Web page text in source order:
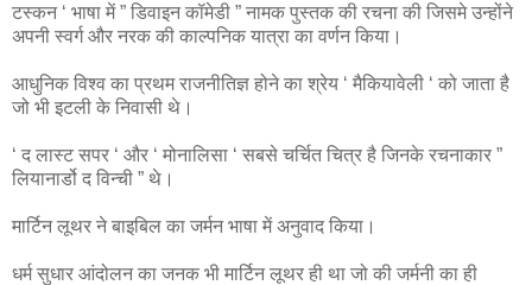
टस्कन ‘ भाषा में ” डिवाइन कॉमेडी ” नामक पुस्तक की रचना की जिसमे उन्होंने
अपनी स्वर्ग और नरक की काल्पनिक यात्रा का वर्णन किया।
आधुनिक विश्व का प्रथम राजनीतिज्ञ होने का श्रेय ‘ मैकियावेली ‘ को जाता है
जो भी इटली के निवासी थे।
‘ द लास्ट सपर ‘ और ‘ मोनालिसा ‘ सबसे चर्चित चित्र है जिनके रचनाकार ”
लियानार्डो द विन्ची ” थे।
मार्टिन लूथर ने बाइबिल का जर्मन भाषा में अनुवाद किया।
धर्म सुधार आंदोलन का जनक भी मार्टिन लूथर ही था जो की जर्मनी का ही